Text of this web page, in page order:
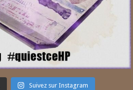
Suivez sur Instagram